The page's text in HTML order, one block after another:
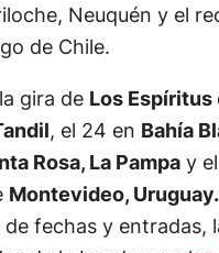
Neuquén y el
de Chile.
gira de Los Espíritus
, el 24 en Bahía
Rosa, La Pampay el
Montevideo, Uruguay.
fechas y entradas,